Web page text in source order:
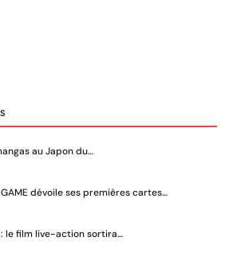
au Japon du…
GAME dévoile ses premières cartes…
: le film live-action sortira…